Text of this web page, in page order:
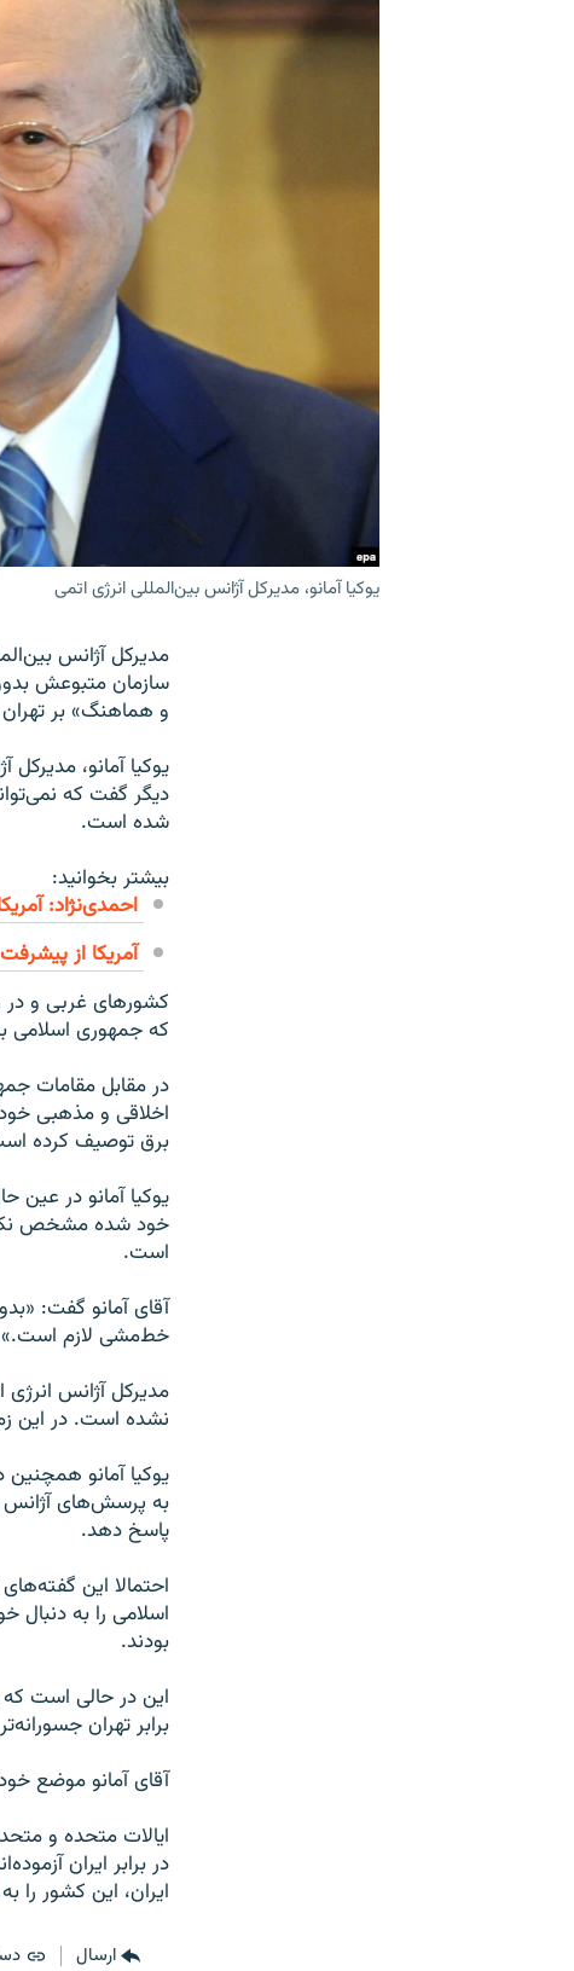
یوکیا آمانو، مدیرکل آژانس بین‌المللی انرژی اتمی
مدیرکل آژانس
سازمان متبوعش
و هماهنگ» بر
یوکیا آمانو،
دیگر گفت که
شده است.
بیشتر بخوانید:
احمدی‌نژاد:
آمريکا از
کشورهای غربی و در
که جمهوری اسلامی
در مقابل مقامات
اخلاقی و مذهبی
برق توصیف کرده
یوکیا آمانو در عین
خود شده مشخص
است.
آقای آمانو گفت:
خط‌مشی لازم است.»
مدیرکل آژانس
نشده است. در این
یوکیا آمانو
به پرسش‌های آژانس
پاسخ دهد.
احتمالا این
اسلامی را به دنبال
بودند.
این در حالی است که
برابر تهران
آقای آمانو موضع
ایالات متحده و
در برابر ایران
ایران، این کشور را
ارسال